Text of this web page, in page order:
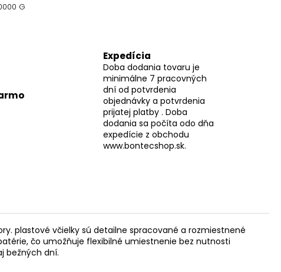
G
Expedícia
Doba dodania tovaru je
minimálne 7 pracovných
dní od potvrdenia
objednávky a potvrdenia
prijatej platby . Doba
dodania sa počíta odo dňa
expedície z obchodu
www.bontecshop.sk.
plastové včielky sú detailne spracované a rozmiestnené
čo umožňuje flexibilné umiestnenie bez nutnosti
bežných dní.